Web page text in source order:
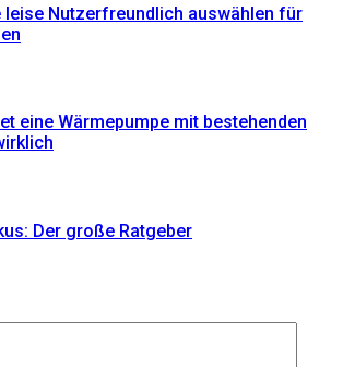
leise Nutzerfreundlich auswählen für
eine Wärmepumpe mit bestehenden
Der große Ratgeber